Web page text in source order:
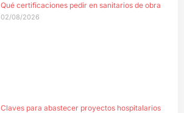
Qué certificaciones pedir en sanitarios de obra
02/08/2026
Claves para abastecer proyectos hospitalarios